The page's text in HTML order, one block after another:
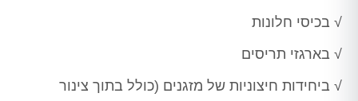
√ בכיסי חלונות
√ בארגזי תריסים
√ ביחידות חיצוניות של מזגנים (כולל בתוך צינור